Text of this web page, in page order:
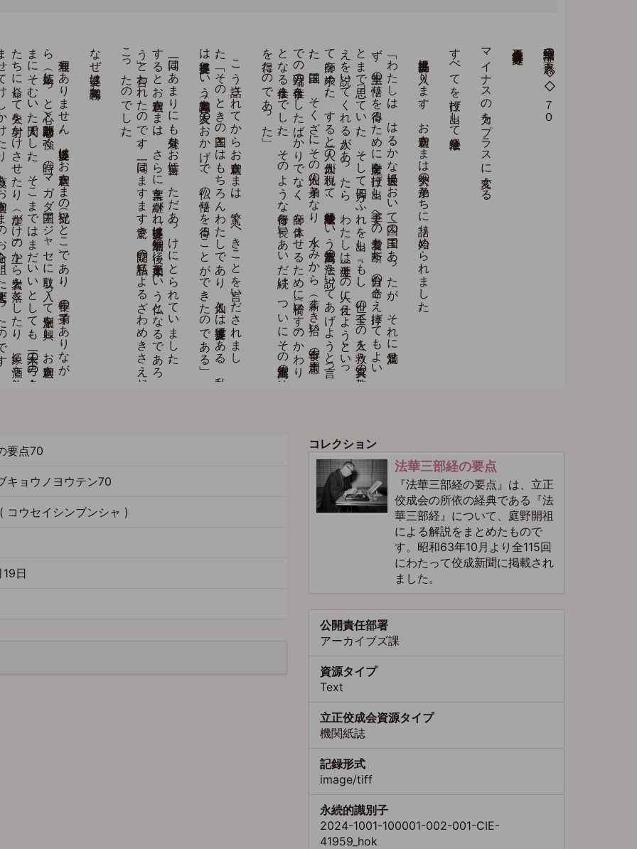
法華三部経の要点 ◇◇７０
マイナスの力をプラスに変える
すべてを投げ出して法華経を
提婆達多品に入ります。お釈迦さまは大勢の弟子たちに語り始められました。
「わ
た
し
は
、
は
る
か
な
過去世に
お
い
て
一国の
国王で
あ
っ
た
が
、
そ
れ
に
満足せ
ず
、
無上の
悟り
を
得る
た
め
に
全財産を
投げ
出し
、
妻子へ
の
愛着も
断ち
、
自分の
命さ
え
捧げ
て
も
よ
い
と
ま
で
思っ
て
い
た
。
そ
し
て
四方に
ふ
れ
を
出し
、
『も
し
、
世の
全て
の
人を
救う
真実の
教
え
を
説い
て
く
れ
る
人が
あ
っ
た
ら
、
わ
た
し
は
一生涯そ
の
人に
仕え
よ
う
』と
い
っ
て
師を
求め
た
。
す
る
と
一人の
仙人が
現れ
て
、
妙法蓮華経と
い
う
最高無上の
法を
説い
て
あ
げ
よ
う
と
言っ
た
。
国王は
、
そ
く
ざ
に
そ
の
仙人の
弟子と
な
り
、
水く
み
か
ら
、
薪（ま
き
）拾い
、
食事の
用意ま
で
の
万端の
仕事を
し
た
ば
か
り
で
な
く
、
師を
休ま
せ
る
た
め
に
椅子（い
す
）の
か
わ
り
と
な
る
奉仕ま
で
し
た
。
そ
の
よ
う
な
修行を
長い
あ
い
だ
続け
、
つ
い
に
そ
の
最高無上の
法
を
得た
の
で
あ
っ
た
」
こ
う
話さ
れ
て
か
ら
お
釈迦さ
ま
は
、
驚く
べ
き
こ
と
を
言い
だ
さ
れ
ま
し
た
。
「そ
の
と
き
の
国王と
は
も
ち
ろ
ん
わ
た
し
で
あ
り
、
仙人と
は
提婆達多で
あ
る
。
私
は
提婆達多と
い
う
善知識（善き
友人）の
お
か
げ
で
、
仏の
悟り
を
得る
こ
と
が
で
き
た
の
で
あ
る
」
一同は
あ
ま
り
に
も
意外な
お
言葉に
、
た
だ
あ
っ
け
に
と
ら
れ
て
い
ま
し
た
。
す
る
と
お
釈迦さ
ま
は
、
さ
ら
に
言葉を
継が
れ
「提婆達多は
無量劫の
後に
天王如来と
い
う
仏と
な
る
で
あ
ろ
う
」と
言わ
れ
た
の
で
す
。
一同は
ま
す
ま
す
驚き
、
疑問の
私語に
よ
る
ざ
わ
め
き
さ
え
起
こ
っ
た
の
で
し
た
。
なぜ提婆は善知識か
無理も
あ
り
ま
せ
ん
。
提婆達多は
お
釈迦さ
ま
の
従兄（い
と
こ
）で
あ
り
、
長年の
弟子で
あ
り
な
が
ら
、
嫉妬（し
っ
と
）心と
政治的野心が
強く
、
時の
マ
ガ
ダ
国王ア
ジ
ャ
セ
に
取り
入っ
て
別派を
興し
、
お
釈迦さ
ま
に
そ
む
い
た
人間で
し
た
。
そ
こ
ま
で
は
ま
だ
い
い
と
し
て
も
、
三十一人の
弓の
名人
た
ち
に
命じ
て
矢を
射か
け
さ
せ
た
り
、
崖（が
け
）の
上か
ら
大岩を
落と
し
た
り
、
象に
酒を
飲
ま
せ
て
け
し
か
け
た
り
、
八度も
お
釈迦さ
ま
の
お
命を
狙っ
た
大悪人だ
っ
た
の
で
す
要点70
キョウノヨウテン70
コウセイシンブンシャ )
日
コレクション
法華三部経の要点
『法華三部経の要点』は、立正
佼成会の所依の経典である『法
華三部経』について、庭野開祖
による解説をまとめたもので
す。昭和63年10月より全115回
にわたって佼成新聞に掲載され
ました。
公開責任部署
アーカイブズ課
資源タイプ
Text
立正佼成会資源タイプ
機関紙誌
記録形式
image/tiff
永続的識別子
2024-1001-100001-002-001-CIE-
41959_hok